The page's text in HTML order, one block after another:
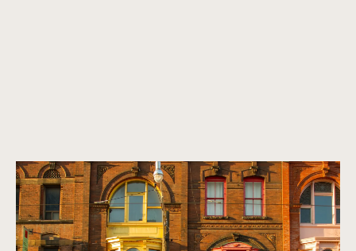
Une métropole dynamique et multiculturelle.
Des maisons qui respire le raffinement, la sophistication et la
classe. Nous recherchons des propriétés intemporelles,
classiques et qui font la marque.